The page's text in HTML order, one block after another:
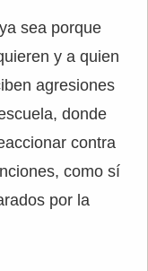
sea porque
y a quien
agresiones
donde
contra
como sí
por la